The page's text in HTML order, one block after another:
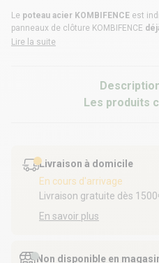
Le poteau acier KOMBIFENCE est
panneaux de clôture KOMBIFENCE
garantie de 10 ans
Lire la suite
Les produits
Livraison à domicile
En cours d'arrivage
Livraison gratuite dès
En savoir plus
Non disponible en